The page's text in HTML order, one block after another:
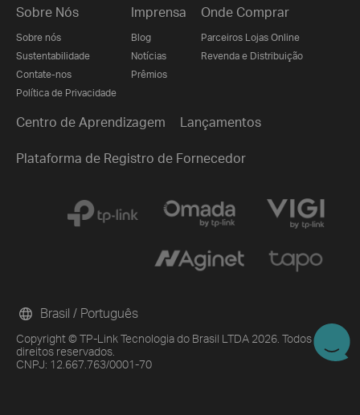
Sobre Nós
Sobre nós
Sustentabilidade
Contate-nos
Política de Privacidade
Imprensa
Blog
Notícias
Prêmios
Onde Comprar
Parceiros Lojas Online
Revenda e Distribuição
Centro de Aprendizagem Lançamentos
Plataforma de Registro de Fornecedor
Copyright © TP-Link Tecnologia do Brasil LTDA 2026. Todos os
direitos reservados.
CNPJ: 12.667.763/0001-70
Brasil / Português